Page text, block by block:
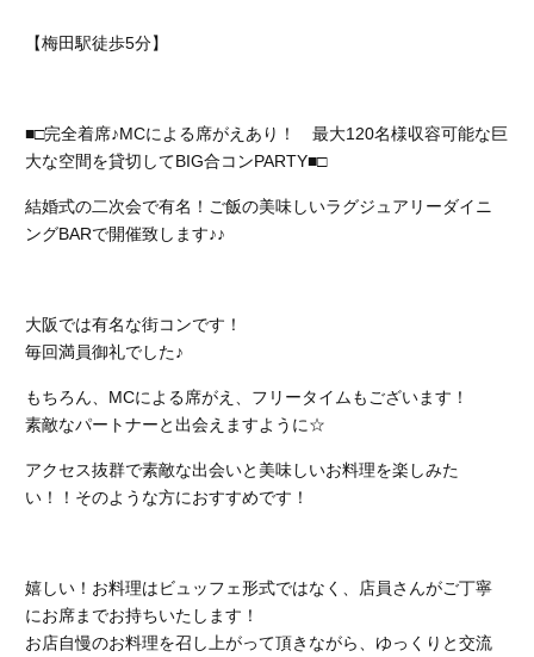
【梅田駅徒歩5分】
■□完全着席♪MCによる席がえあり！ 最大120名様収容可能な巨
大な空間を貸切してBIG合コンPARTY■□
結婚式の二次会で有名！ご飯の美味しいラグジュアリーダイニ
ングBARで開催致します♪♪
大阪では有名な街コンです！
毎回満員御礼でした♪
もちろん、MCによる席がえ、フリータイムもございます！
素敵なパートナーと出会えますように☆
アクセス抜群で素敵な出会いと美味しいお料理を楽しみた
い！！そのような方におすすめです！
嬉しい！お料理はビュッフェ形式ではなく、店員さんがご丁寧
にお席までお持ちいたします！
お店自慢のお料理を召し上がって頂きながら、ゆっくりと交流